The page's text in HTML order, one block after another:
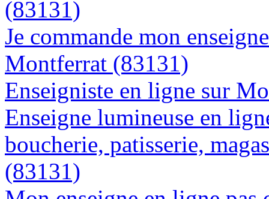
(83131)
Je commande mon
Montferrat (83131)
Enseigniste en ligne sur
Enseigne lumineuse en
boucherie, patisserie,
(83131)